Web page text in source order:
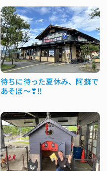
待ちに待った夏休み、阿蘇で
あそぼ～❣‼